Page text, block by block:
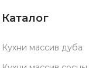
Каталог
Кухни массив дуба